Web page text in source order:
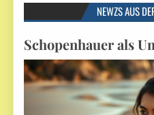
NEWZS AUS
Schopenhauer als